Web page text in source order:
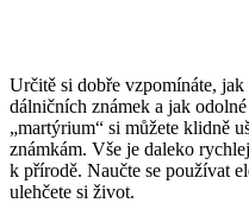
Určitě si dobře vzpomínáte,
dálničních známek a jak
„martýrium“ si můžete klidně
známkám. Vše je daleko
k přírodě. Naučte se používat
ulehčete si život.